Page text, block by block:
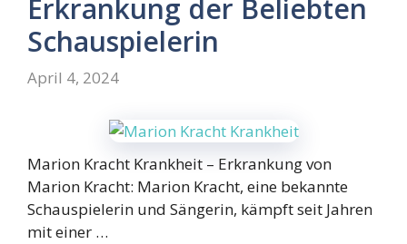
Erkrankung der Beliebten
Schauspielerin
April 4, 2024
Marion Kracht Krankheit – Erkrankung von
Marion Kracht: Marion Kracht, eine bekannte
Schauspielerin und Sängerin, kämpft seit Jahren
mit einer …